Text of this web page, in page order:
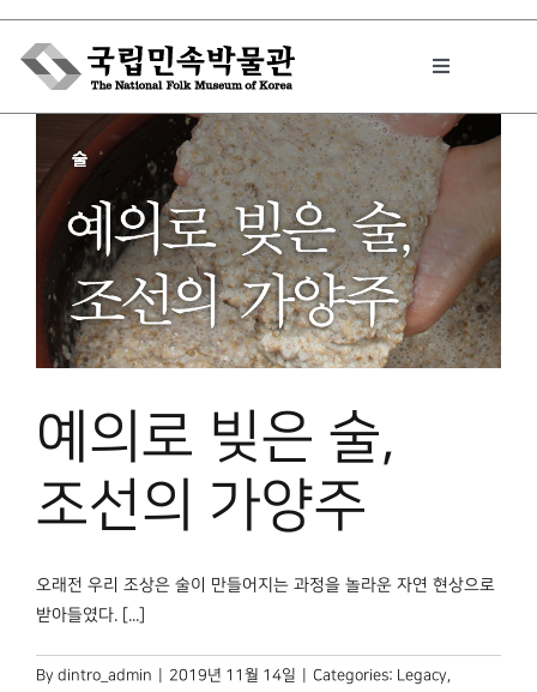
Skip
content
Toggle
박물관에서는
민속이야기
민속 인사이드
원문보기 PDF
예의로 빚은 술,
조선의 가양주
오래전 우리 조상은 술이 만들어지는 과정을 놀라운 자연 현상으로
받아들였다. [...]
By dintro_admin 2019년 11월 14일 Categories: Legacy,